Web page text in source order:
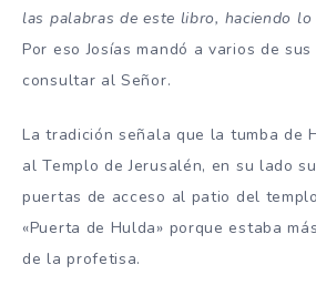
las palabras de este libro, haciendo
Por eso Josías mandó a varios de
consultar al Señor.
La tradición señala que la tumba de
al Templo de Jerusalén, en su lado
puertas de acceso al patio del
«Puerta de Hulda» porque estaba
de la profetisa.